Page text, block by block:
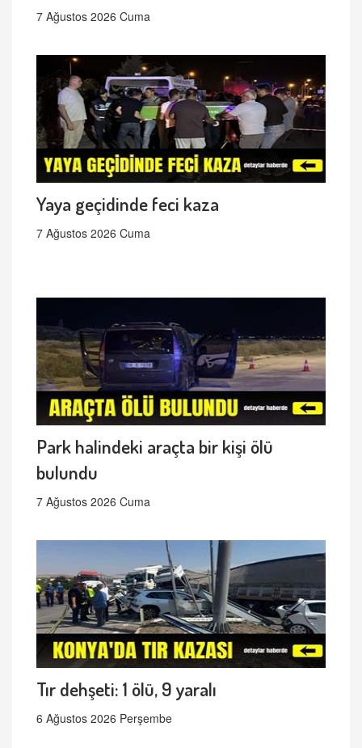
7 Ağustos 2026 Cuma
Yaya geçidinde feci kaza
7 Ağustos 2026 Cuma
Park halindeki araçta bir kişi ölü
bulundu
7 Ağustos 2026 Cuma
Tır dehşeti: 1 ölü, 9 yaralı
6 Ağustos 2026 Perşembe